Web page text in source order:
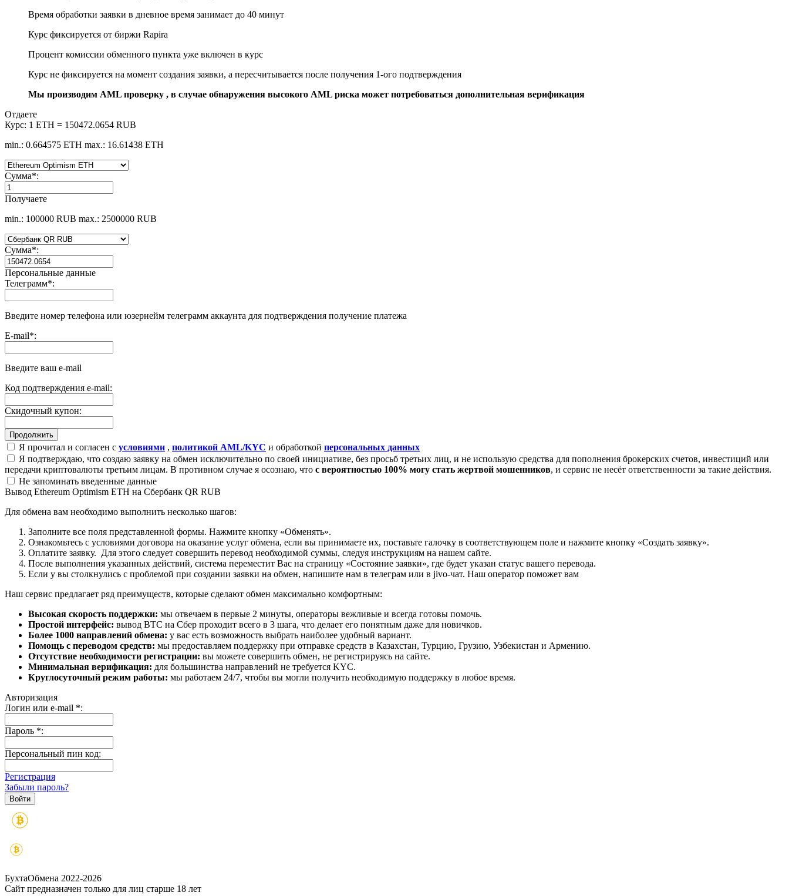
Время обработки заявки в дневное время занимает до 40 минут
Курс фиксируется от биржи Rapira
Процент комиссии обменного пункта уже включен в курс
Курс не фиксируется на момент создания заявки, а пересчитывается после получения 1-ого подтверждения
Мы производим AML проверку , в случае обнаружения высокого AML риска может потребоваться дополнительная верификация
Отдаете
Курс: 1 ETH = 150472.0654 RUB
min.: 0.664575 ETH max.: 16.61438 ETH
Сумма*:
Получаете
min.: 100000 RUB max.: 2500000 RUB
Сумма*:
Персональные данные
Телеграмм*:
Введите номер телефона или юзернейм телеграмм аккаунта для подтверждения получение платежа
E-mail*:
Введите ваш e-mail
Код подтверждения e-mail:
Скидочный купон:
Я прочитал и согласен с условиями , политикой AML/KYC и обработкой персональных данных
Я подтверждаю, что создаю заявку на обмен исключительно по своей инициативе, без просьб третьих лиц, и не использую средства для пополнения брокерских счетов, инвестиций или
передачи криптовалюты третьим лицам. В противном случае я осознаю, что с вероятностью 100% могу стать жертвой мошенников, и сервис не несёт ответственности за такие действия.
Не запоминать введенные данные
Вывод Ethereum Optimism ETH на Сбербанк QR RUB
Для обмена вам необходимо выполнить несколько шагов:
Заполните все поля представленной формы. Нажмите кнопку «Обменять».
Ознакомьтесь с условиями договора на оказание услуг обмена, если вы принимаете их, поставьте галочку в соответствующем поле и нажмите кнопку «Создать заявку».
Оплатите заявку. Для этого следует совершить перевод необходимой суммы, следуя инструкциям на нашем сайте.
После выполнения указанных действий, система переместит Вас на страницу «Состояние заявки», где будет указан статус вашего перевода.
Если у вы столкнулись с проблемой при создании заявки на обмен, напишите нам в телеграм или в jivo-чат. Наш оператор поможет вам
Наш сервис предлагает ряд преимуществ, которые сделают обмен максимально комфортным:
Высокая скорость поддержки: мы отвечаем в первые 2 минуты, операторы вежливые и всегда готовы помочь.
Простой интерфейс: вывод BTC на Сбер проходит всего в 3 шага, что делает его понятным даже для новичков.
Более 1000 направлений обмена: у вас есть возможность выбрать наиболее удобный вариант.
Помощь с переводом средств: мы предоставляем поддержку при отправке средств в Казахстан, Турцию, Грузию, Узбекистан и Армению.
Отсутствие необходимости регистрации: вы можете совершить обмен, не регистрируясь на сайте.
Минимальная верификация: для большинства направлений не требуется KYC.
Круглосуточный режим работы: мы работаем 24/7, чтобы вы могли получить необходимую поддержку в любое время.
Авторизация
Логин или e-mail *:
Пароль *:
Персональный пин код:
Регистрация
Забыли пароль?
БухтаОбмена 2022-2026
Сайт предназначен только для лиц старше 18 лет